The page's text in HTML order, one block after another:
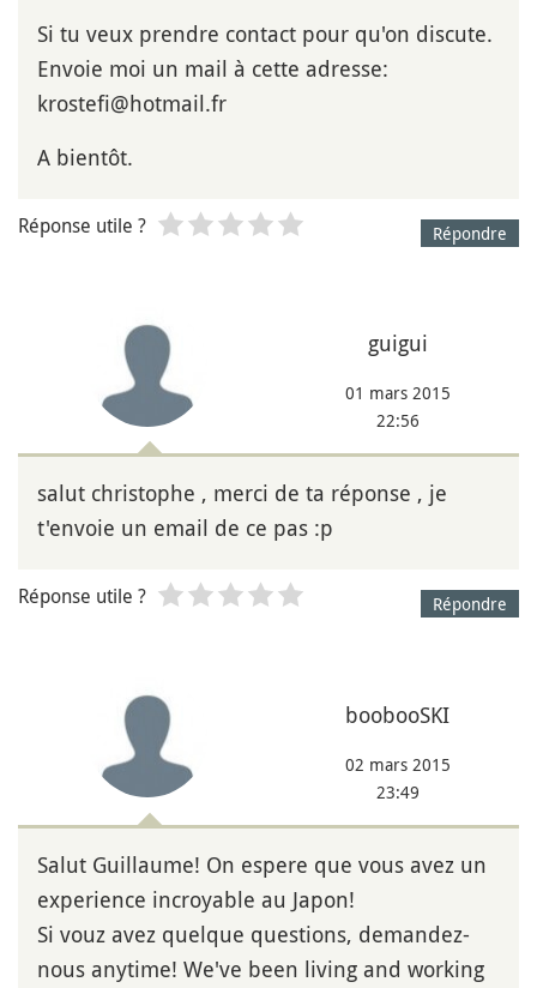
Si tu veux prendre contact pour qu'on discute.
Envoie moi un mail à cette adresse:
krostefi@hotmail.fr
A bientôt.
Répondre
Réponse utile ?
guigui
01 mars 2015
22:56
salut christophe , merci de ta réponse , je
t'envoie un email de ce pas :p
Répondre
Réponse utile ?
boobooSKI
02 mars 2015
23:49
Salut Guillaume! On espere que vous avez un
experience incroyable au Japon!
Si vouz avez quelque questions, demandez-
nous anytime! We've been living and working